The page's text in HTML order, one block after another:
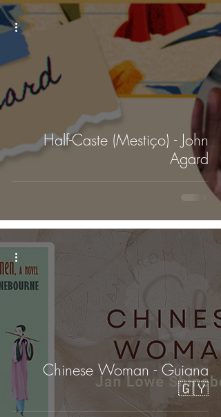
Half-Caste (Mestiço) - John
Agard
Chinese Woman - Guiana
🇬🇾